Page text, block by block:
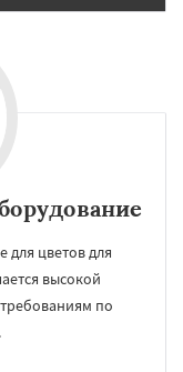
цветов для
высокой
по